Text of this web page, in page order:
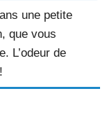
une petite
que vous
L’odeur de